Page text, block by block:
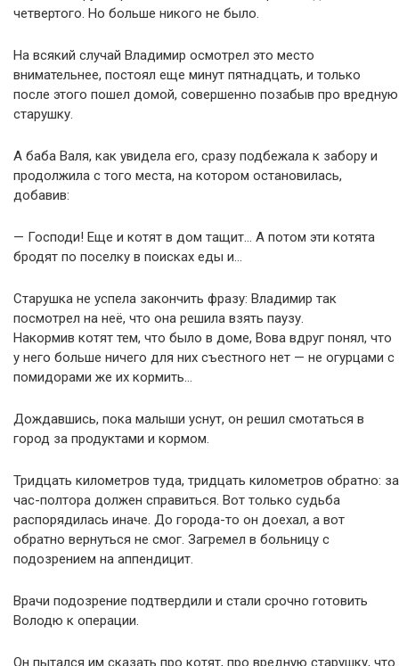
четвертого. Но больше никого не было.
На всякий случай Владимир осмотрел это место
внимательнее, постоял еще минут пятнадцать, и только
после этого пошел домой, совершенно позабыв про вредную
старушку.
А баба Валя, как увидела его, сразу подбежала к забору и
продолжила с того места, на котором остановилась,
добавив:
— Господи! Еще и котят в дом тащит… А потом эти котята
бродят по поселку в поисках еды и…
Старушка не успела закончить фразу: Владимир так
посмотрел на неё, что она решила взять паузу.
Накормив котят тем, что было в доме, Вова вдруг понял, что
у него больше ничего для них съестного нет — не огурцами с
помидорами же их кормить…
Дождавшись, пока малыши уснут, он решил смотаться в
город за продуктами и кормом.
Тридцать километров туда, тридцать километров обратно: за
час-полтора должен справиться. Вот только судьба
распорядилась иначе. До города-то он доехал, а вот
обратно вернуться не смог. Загремел в больницу с
подозрением на аппендицит.
Врачи подозрение подтвердили и стали срочно готовить
Володю к операции.
Он пытался им сказать про котят, про вредную старушку, что